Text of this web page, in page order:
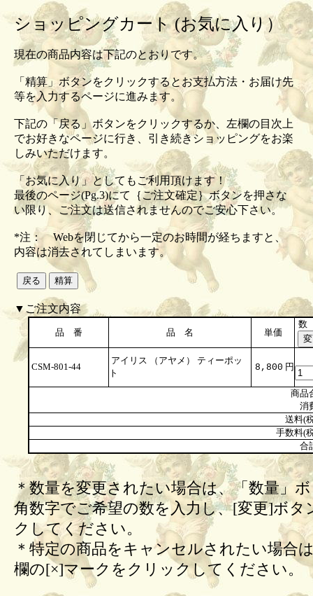
ショッピングカート (お気に入り）
現在の商品内容は下記のとおりです。
「精算」ボタンをクリックするとお支払方法・お届け先
等を入力するページに進みます。
下記の「戻る」ボタンをクリックするか、左欄の目次上
でお好きなページに行き、引き続きショッピングをお楽
しみいただけます。
「お気に入り」としてもご利用頂けます！
最後のページ(Pg.3)にて｛ご注文確定｝ボタンを押さな
い限り、ご注文は送信されませんのでご安心下さい。
*注： Webを閉じてから一定のお時間が経ちますと、
内容は消去されてしまいます。
▼ご注文内容
品 番 品 名 単価
数
CSM-801-44
アイリス （アヤメ） ティーポッ
ト
8,800 円
商品
消
送料(
手数料(
合
＊数量を変更されたい場合は、「数量」
角数字でご希望の数を入力し、[変更]ボタ
クしてください。
＊特定の商品をキャンセルされたい場合
欄の[×]マークをクリックしてください。